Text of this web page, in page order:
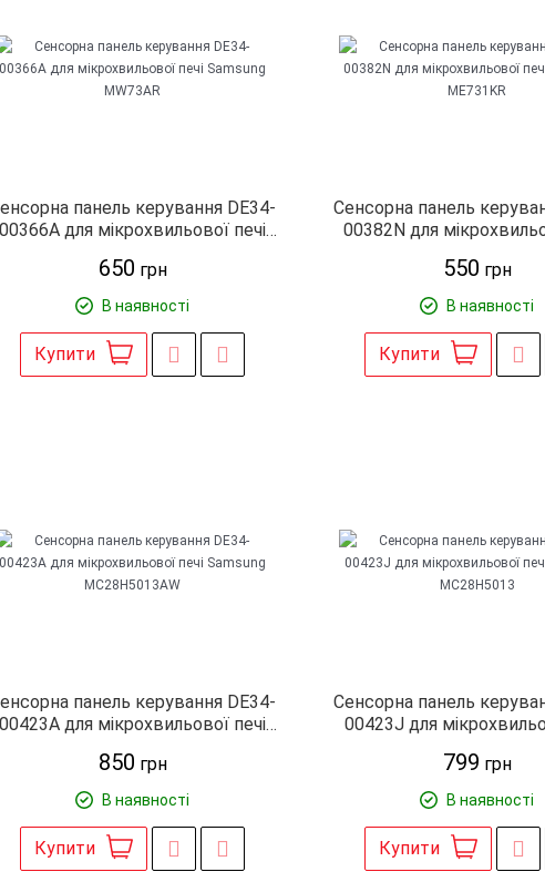
панель керування DE34-
00366A для мікрохвильової печі
650 грн
В наявності
Купити
Сенсорна панель
00382N для
550 грн
В наявності
Купити
панель керування DE34-
00423A для мікрохвильової печі
850 грн
В наявності
Купити
Сенсорна панель
00423J для
799 грн
В наявності
Купити